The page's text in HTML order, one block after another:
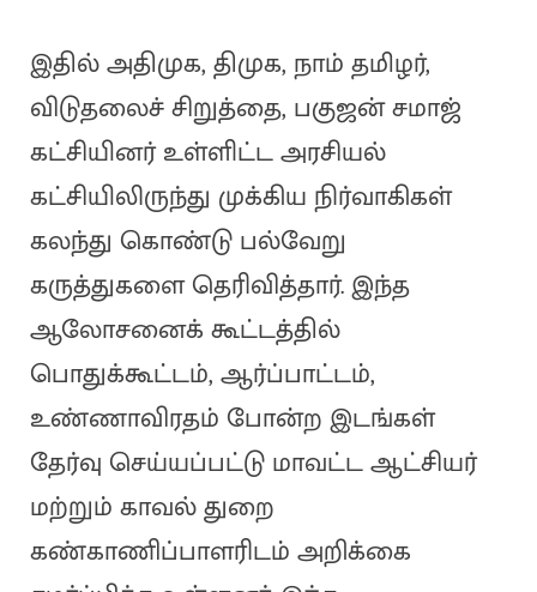
இதில் அதிமுக, திமுக, நாம் தமிழர்,
விடுதலைச் சிறுத்தை, பகுஜன் சமாஜ்
கட்சியினர் உள்ளிட்ட அரசியல்
கட்சியிலிருந்து முக்கிய நிர்வாகிகள்
கலந்து கொண்டு பல்வேறு
கருத்துகளை தெரிவித்தார். இந்த
ஆலோசனைக் கூட்டத்தில்
பொதுக்கூட்டம், ஆர்ப்பாட்டம்,
உண்ணாவிரதம் போன்ற இடங்கள்
தேர்வு செய்யப்பட்டு மாவட்ட ஆட்சியர்
மற்றும் காவல் துறை
கண்காணிப்பாளரிடம் அறிக்கை